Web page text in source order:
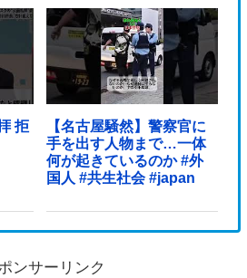
拒
【名古屋騒然】警察官に
手を出す人物まで…一体
何が起きているのか #外
国人 #共生社会 #japan
ンサーリンク